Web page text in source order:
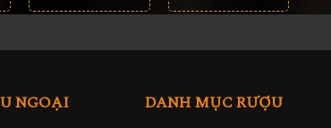
NGOẠI DANH MỤC RƯỢU